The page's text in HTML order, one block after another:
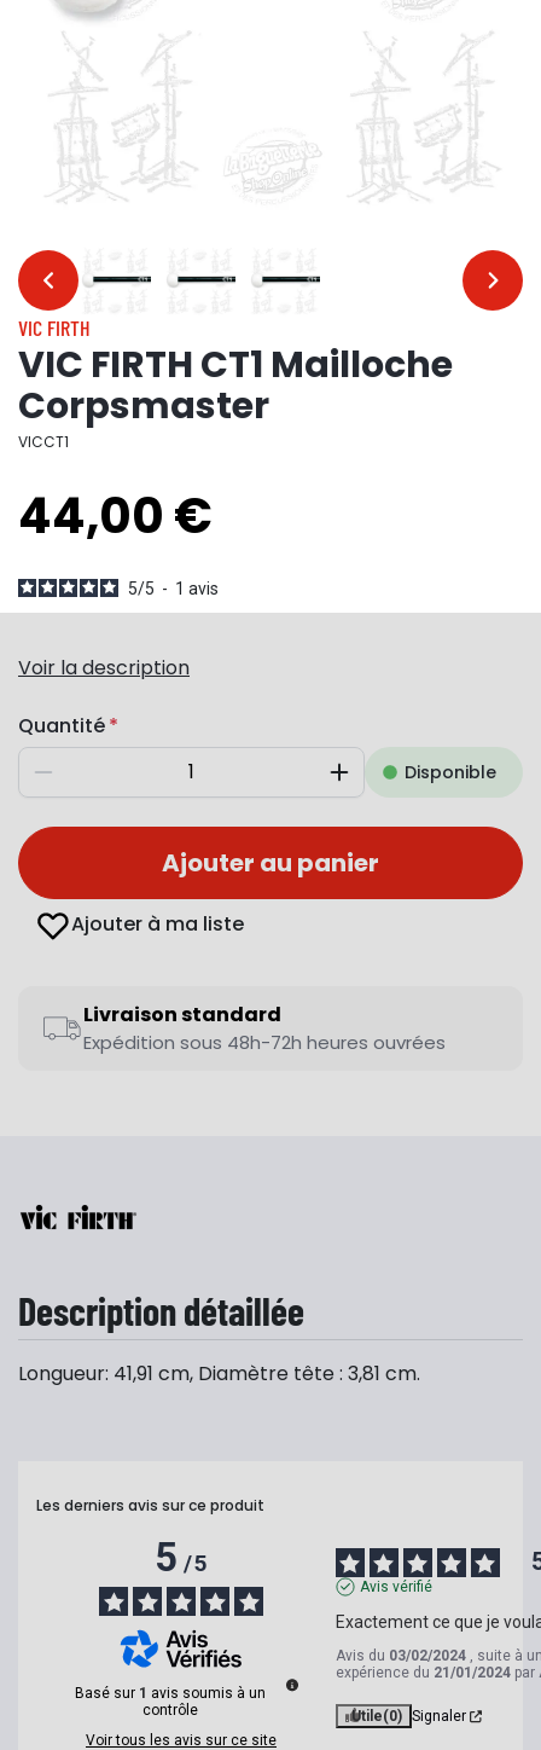
… …
VIC FIRTH
VIC FIRTH CT1 Mailloche
Corpsmaster
VICCT1
44,00 €
5/5 - 1 avis
Voir la description
Quantité
Diminuer AugmenterDisponible
Ajouter au panier
Ajouter à ma liste
Livraison standard
Expédition sous 48h-72h heures ouvrées
Description détaillée
Longueur: 41,91 cm, Diamètre tête : 3,81 cm.
Les derniers avis sur ce produit
5/5
Basé sur 1 avis soumis à un
contrôle
Voir tous les avis sur ce site
Avis vérifié
Exactement ce que je
Avis du 03/02/2024 , suite à
expérience du 21/01/2024 par
Utile(0) Signaler